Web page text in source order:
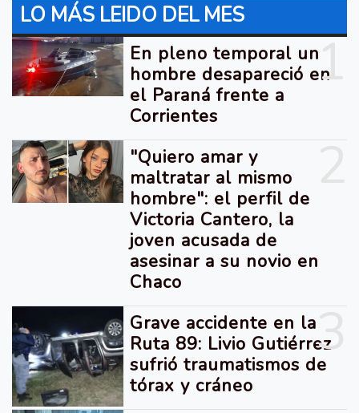
LO MÁS LEIDO DEL MES
1
En pleno temporal un
hombre desapareció en
el Paraná frente a
Corrientes
"Quiero amar y
maltratar al mismo
hombre": el perfil de
Victoria Cantero, la
joven acusada de
asesinar a su novio en
Chaco
3
Grave accidente en la
Ruta 89: Livio Gutiérrez
sufrió traumatismos de
tórax y cráneo